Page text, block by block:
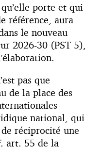
porte et qui
référence, aura
le nouveau
2026-30 (PST 5),
pas que
de la place des
national, qui
réciprocité une
art. 55 de la